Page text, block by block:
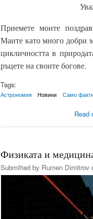
Приемете моите
Маите като много добри
цикличността в
ръцете на своите богове.
Tags:
Астрономия Новини Само
Read
Физиката и
Submitted by Rumen Dimitrov